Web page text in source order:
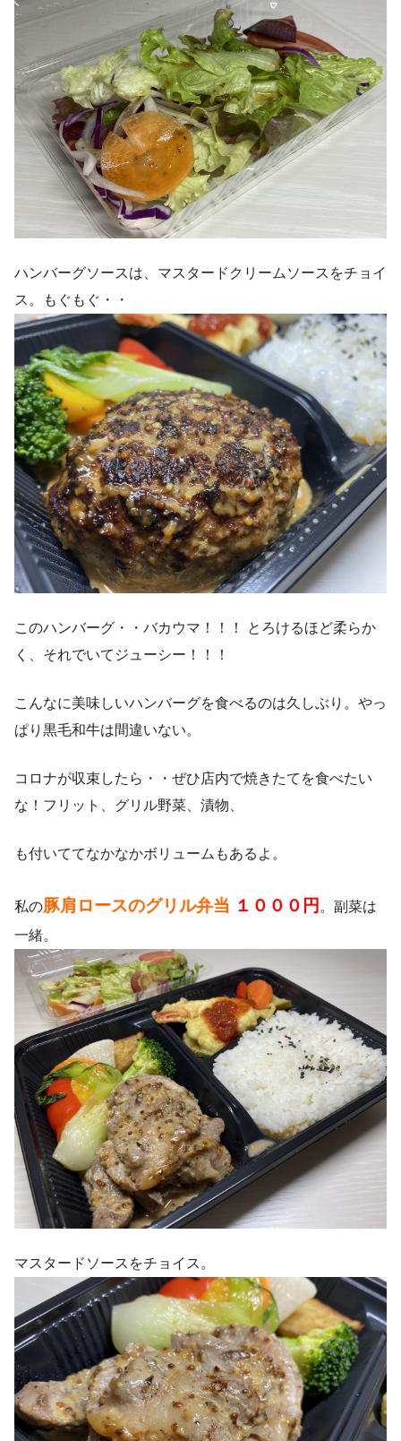
ハンバーグソースは、マスタードクリームソースをチョイ
ス。もぐもぐ・・
このハンバーグ・・バカウマ！！！ とろけるほど柔らか
く、それでいてジューシー！！！
こんなに美味しいハンバーグを食べるのは久しぶり。やっ
ぱり黒毛和牛は間違いない。
コロナが収束したら・・ぜひ店内で焼きたてを食べたい
な！フリット、グリル野菜、漬物、
も付いててなかなかボリュームもあるよ。
私の豚肩ロースのグリル弁当 １０００円 。副菜は
一緒。
マスタードソースをチョイス。